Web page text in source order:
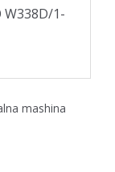
W338D/1-
mashina